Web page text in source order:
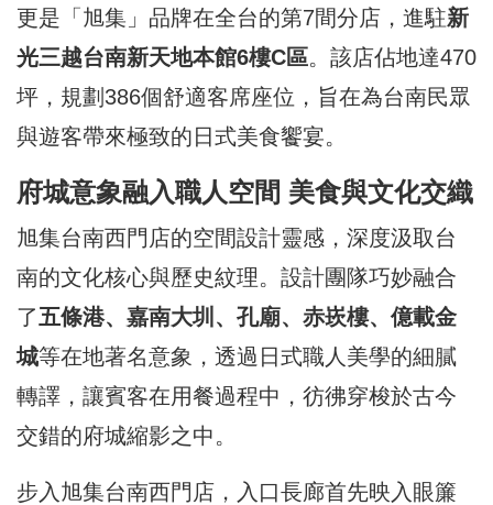
更是「旭集」品牌在全台的第7間分店，進駐新
光三越台南新天地本館6樓C區。該店佔地達470
坪，規劃386個舒適客席座位，旨在為台南民眾
與遊客帶來極致的日式美食饗宴。
府城意象融入職人空間 美食與文化交織
旭集台南西門店的空間設計靈感，深度汲取台
南的文化核心與歷史紋理。設計團隊巧妙融合
了五條港、嘉南大圳、孔廟、赤崁樓、億載金
城等在地著名意象，透過日式職人美學的細膩
轉譯，讓賓客在用餐過程中，彷彿穿梭於古今
交錯的府城縮影之中。
步入旭集台南西門店，入口長廊首先映入眼簾